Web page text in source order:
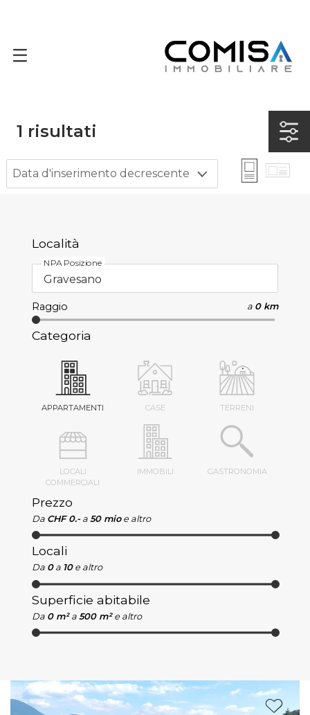
1 risultati
Data d'inserimento decrescente
Località
NPA Posizione
Raggio a 0 km
Categoria
APPARTAMENTI CASE TERRENI
LOCALI
COMMERCIALI
IMMOBILI GASTRONOMIA
Prezzo
Da CHF 0.- a 50 mio e altro
Locali
Da 0 a 10 e altro
Superficie abitabile
Da 0 m² a 500 m² e altro